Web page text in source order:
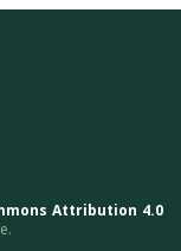
Attribution 4.0